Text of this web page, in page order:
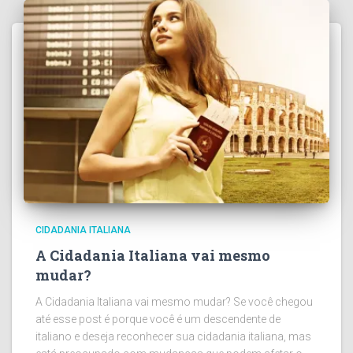
CIDADANIA ITALIANA
A Cidadania Italiana vai mesmo
mudar?
A Cidadania Italiana vai mesmo mudar? Se você chegou
até esse post é porque você é um descendente de
italiano e deseja reconhecer sua cidadania italiana, mas